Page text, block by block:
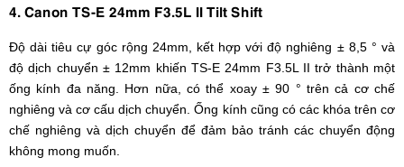
4. Canon TS-E 24mm F3.5L II Tilt Shift
Độ dài tiêu cự góc rộng 24mm, kết hợp với độ nghiêng ± 8,5 ° và
độ dịch chuyển ± 12mm khiến TS-E 24mm F3.5L II trở thành một
ống kính đa năng. Hơn nữa, có thể xoay ± 90 ° trên cả cơ chế
nghiêng và cơ cấu dịch chuyển. Ống kính cũng có các khóa trên cơ
chế nghiêng và dịch chuyển để đảm bảo tránh các chuyển động
không mong muốn.